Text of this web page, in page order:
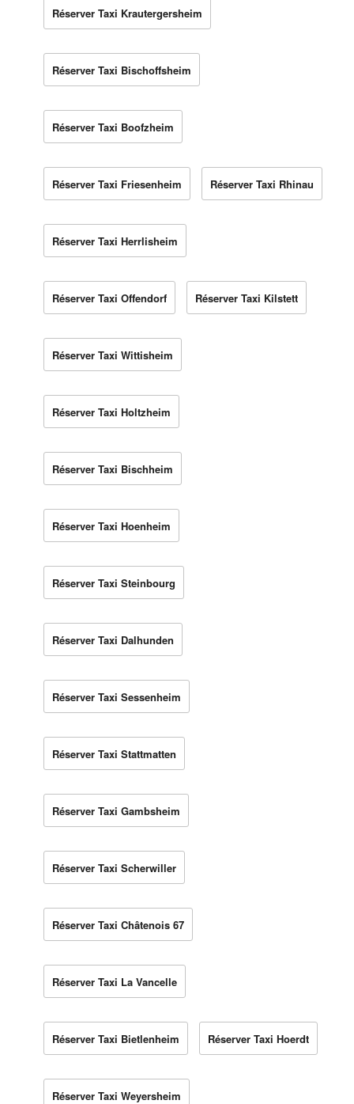
Réserver Taxi Krautergersheim
Réserver Taxi Bischoffsheim
Réserver Taxi Boofzheim
Réserver Taxi Friesenheim Réserver Taxi Rhinau
Réserver Taxi Herrlisheim
Réserver Taxi Offendorf Réserver Taxi Kilstett
Réserver Taxi Wittisheim
Réserver Taxi Holtzheim
Réserver Taxi Bischheim
Réserver Taxi Hoenheim
Réserver Taxi Steinbourg
Réserver Taxi Dalhunden
Réserver Taxi Sessenheim
Réserver Taxi Stattmatten
Réserver Taxi Gambsheim
Réserver Taxi Scherwiller
Réserver Taxi Châtenois 67
Réserver Taxi La Vancelle
Réserver Taxi Bietlenheim Réserver Taxi Hoerdt
Réserver Taxi Weyersheim